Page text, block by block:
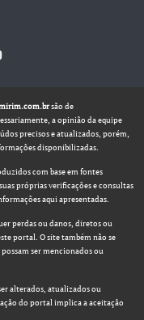
são de
a opinião da equipe
precisos e atualizados, porém,
disponibilizadas.
com base em fontes
próprias verificações e consultas
aqui apresentadas.
perdas ou danos, diretos ou
portal. O site também não se
ser mencionados ou
alterados, atualizados ou
do portal implica a aceitação